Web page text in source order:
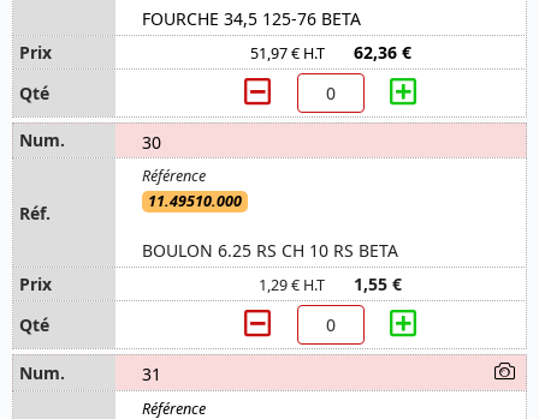
FOURCHE 34,5 125-76 BETA
51,97 € H.T 62,36 €
30
11.49510.000
BOULON 6.25 RS CH 10 RS BETA
1,29 € H.T 1,55 €
31